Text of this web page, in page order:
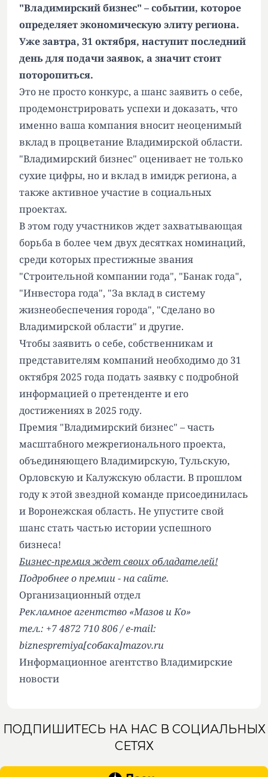
"Владимирский бизнес" – событии, которое
определяет экономическую элиту региона.
Уже завтра, 31 октября, наступит последний
день для подачи заявок, а значит стоит
поторопиться.
Это не просто конкурс, а шанс заявить о себе,
продемонстрировать успехи и доказать, что
именно ваша компания вносит неоценимый
вклад в процветание Владимирской области.
"Владимирский бизнес" оценивает не только
сухие цифры, но и вклад в имидж региона, а
также активное участие в социальных
проектах.
В этом году участников ждет захватывающая
борьба в более чем двух десятках номинаций,
среди которых престижные звания
"Строительной компании года", "Банак года",
"Инвестора года", "За вклад в систему
жизнеобеспечения города", "Сделано во
Владимирской области" и другие.
Чтобы заявить о себе, собственникам и
представителям компаний необходимодо 31
октября 2025 года подать заявку с подробной
информацией о претенденте и его
достижениях в 2025 году.
Премия "Владимирский бизнес" – часть
масштабного межрегионального проекта,
объединяющего Владимирскую, Тульскую,
Орловскую и Калужскую области. В прошлом
году к этой звездной команде присоединилась
и Воронежская область. Не упустите свой
шанс стать частью истории успешного
бизнеса!
Бизнес-премия ждет своих обладателей!
Подробнее о премии -на сайте.
Организационный отдел
Рекламное агентство «Мазов и Ко»
тел.: +7 4872 710 806 / e-mail:
biznespremiya[собака]mazov.ru
Информационное агентство Владимирские
новости
ПОДПИШИТЕСЬ НА НАС В СОЦИАЛЬНЫХ
СЕТЯХ